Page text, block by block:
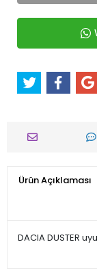
Ürün Açıklaması
DACIA DUSTER